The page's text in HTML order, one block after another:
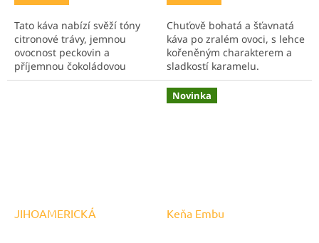
Tato káva nabízí svěží tóny
citronové trávy, jemnou
ovocnost peckovin a
příjemnou čokoládovou
dochuť. V šálku působí
Chuťově bohatá a šťavnatá
káva po zralém ovoci, s lehce
kořeněným charakterem a
sladkostí karamelu.
Indonésie jsou vždy chuťově
trochu jiné než kávy ze
zbytku světa.
JIHOAMERICKÁ
Novinka
Keňa Embu